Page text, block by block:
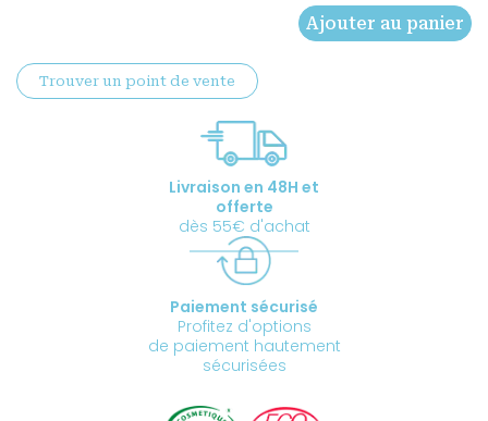
florale
d'hélichryse
Ajouter au panier
Trouver un point de vente
Livraison en 48H et
offerte
dès 55€ d'achat
Paiement sécurisé
Profitez d'options
de paiement hautement
sécurisées